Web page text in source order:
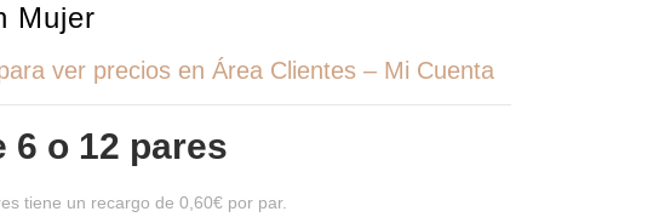
Mujer
ver precios en Área Clientes – Mi Cuenta
6 o 12 pares
tiene un recargo de 0,60€ por par.